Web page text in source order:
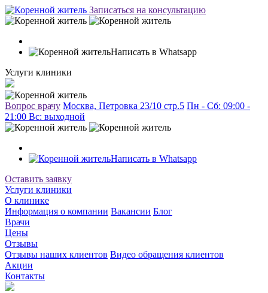
Записаться на консультацию
Написать в Whatsapp
Услуги клиники
Вопрос врачу Москва, Петровка 23/10 стр.5 Пн - Сб: 09:00 -
21:00 Вc: выходной
Написать в Whatsapp
Оставить заявку
Услуги клиники
О клинике
Информация о компании Вакансии Блог
Врачи
Цены
Отзывы
Отзывы наших клиентов Видео обращения клиентов
Акции
Контакты